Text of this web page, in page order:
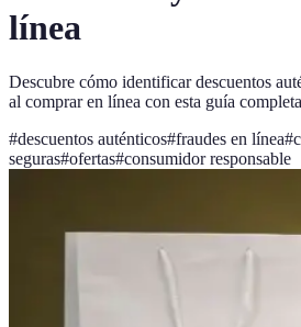
línea
Descubre cómo identificar descuentos
al comprar en línea con esta guía
#descuentos auténticos#fraudes en línea#
seguras#ofertas#consumidor responsable